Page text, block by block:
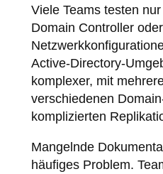
Viele Teams testen
Domain Controller
Active-Directory-
komplexer, mit
verschiedenen
komplizierten
Mangelnde
häufiges Problem.